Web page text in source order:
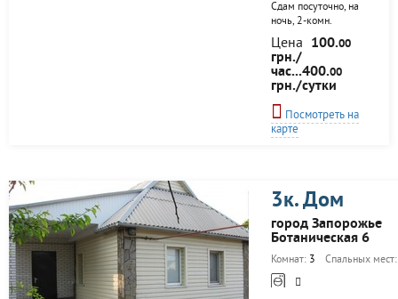
Сдам посуточно, на
ночь, 2-комн.
полнометражную
квартиру в р-не КЗ
им. Глинки, 280 грн/
сутки, Центр, уютно,
чисто и недорого. В
квартире есть все
необходимое для
проживания и
мебель,
холодильник,
стиральная машина,
ТВ, WiFi, утюг с
посуда, чистое
постельное белье,
Цена 100.00
грн./
час...400.00
грн./сутки
Посмотреть на
карте
3к. Дом
город Запорожье
Ботаническая 6
Комнат: 3 Спальных